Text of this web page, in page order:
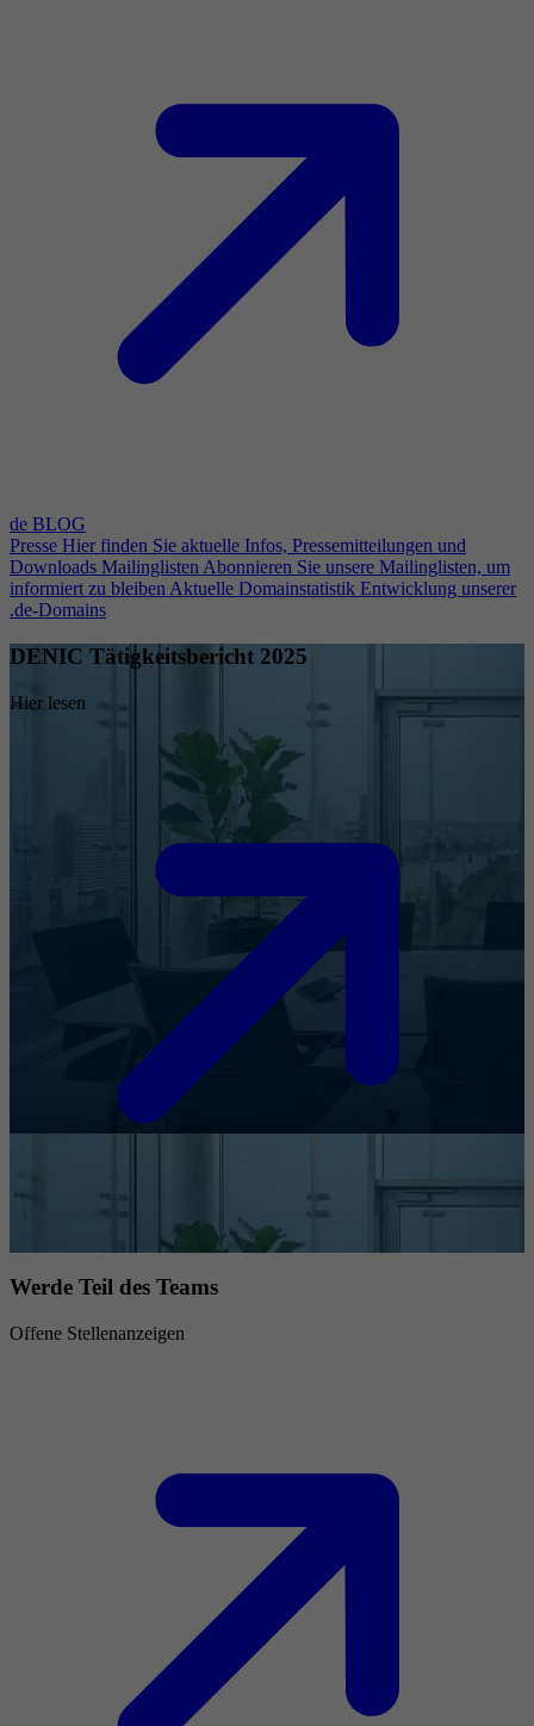
de BLOG
Presse Hier finden Sie aktuelle Infos, Pressemitteilungen und
Downloads Mailinglisten Abonnieren Sie unsere Mailinglisten, um
informiert zu bleiben Aktuelle Domainstatistik Entwicklung unserer
.de-Domains
DENIC Tätigkeitsbericht 2025
Hier lesen
Werde Teil des Teams
Offene Stellenanzeigen